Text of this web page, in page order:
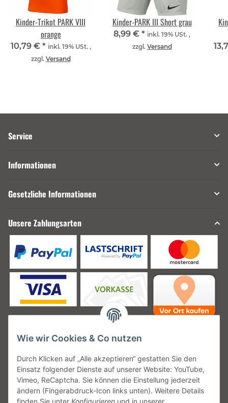
Kinder-Trikot PARK VIII
orange
10,79 € * inkl. 19% USt. ,
zzgl. Versand
Kinder-PARK III Short grau
8,99 € * inkl. 19% USt. ,
zzgl. Versand
Service
Informationen
Gesetzliche Informationen
Unsere Zahlungsarten
Unsere Versanddienstleister
Wie wir Cookies & Co nutzen
Durch Klicken auf „Alle akzeptieren“ gestatten Sie den
Einsatz folgender Dienste auf unserer Website: YouTube,
Vimeo, ReCaptcha. Sie können die Einstellung jederzeit
ändern (Fingerabdruck-Icon links unten). Weitere Details